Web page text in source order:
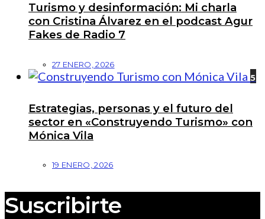
Turismo y desinformación: Mi charla
con Cristina Álvarez en el podcast Agur
Fakes de Radio 7
27 ENERO, 2026
5
Estrategias, personas y el futuro del
sector en «Construyendo Turismo» con
Mónica Vila
19 ENERO, 2026
Suscribirte